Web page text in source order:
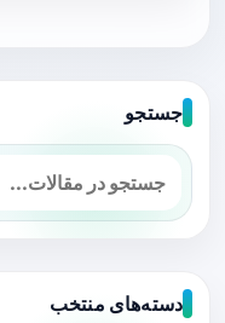
جستجو
دسته‌های منتخب